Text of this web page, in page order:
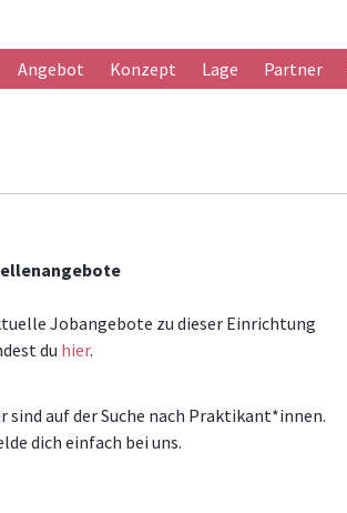
Angebot Konzept Lage Partner
Jobangebote zu dieser Einrichtung
du hier.
sind auf der Suche nach Praktikant*innen.
dich einfach bei uns.